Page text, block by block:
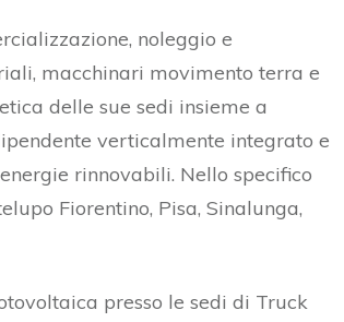
noleggio e
macchinari movimento terra e
delle sue sedi insieme a
verticalmente integrato e
rinnovabili. Nello specifico
Fiorentino, Pisa, Sinalunga,
presso le sedi di Truck